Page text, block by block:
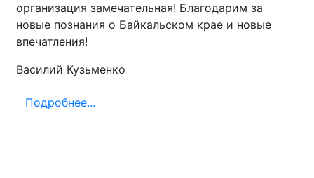
организация замечательная! Благодарим за
новые познания о Байкальском крае и новые
впечатления!
Василий Кузьменко
Подробнее...